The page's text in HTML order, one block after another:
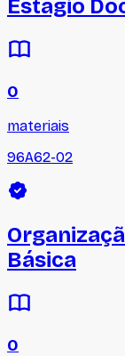
Estágio
0
materiais
96A62-02
Básica
0